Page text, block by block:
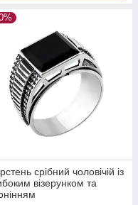
срібний чоловічій із
візерунком та